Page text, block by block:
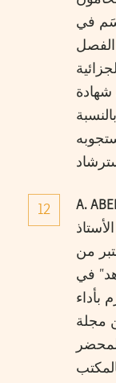
في
على شهادة
12 A.
من
في
بأداء
أحكام الفصل 61 من مجلة